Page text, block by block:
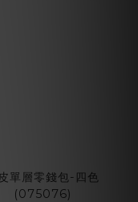
單層零錢包-四色
(075076)